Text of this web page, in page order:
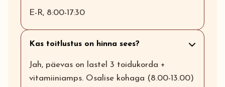
E-R, 8:00-17:30
Kas toitlustus on hinna sees?
Jah, päevas on lastel 3 toidukorda +
vitamiiniamps. Osalise kohaga (8.00-13.00)